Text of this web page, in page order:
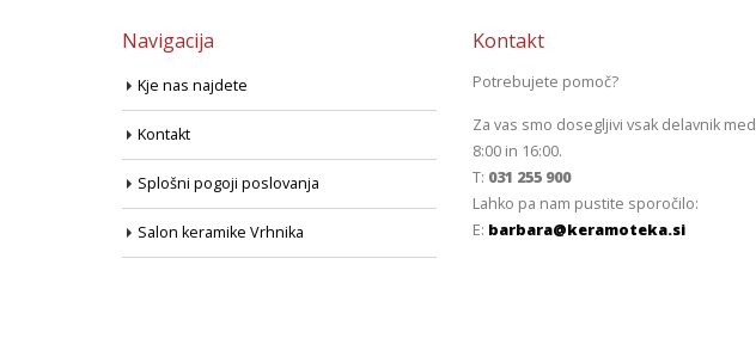
Navigacija
Kje nas najdete
Kontakt
Splošni pogoji poslovanja
Salon keramike Vrhnika
Kontakt
Potrebujete pomoč?
Za vas smo dosegljivi vsak delavnik med
8:00 in 16:00.
T: 031 255 900
Lahko pa nam pustite sporočilo:
E: barbara@keramoteka.si